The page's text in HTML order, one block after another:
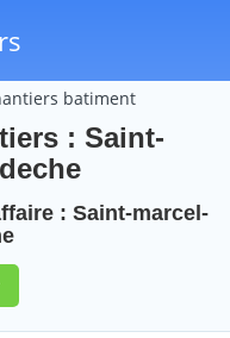
batiment
: Saint-
: Saint-marcel-